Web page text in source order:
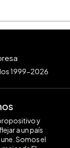
1999-2026
y
a un país
Somos el